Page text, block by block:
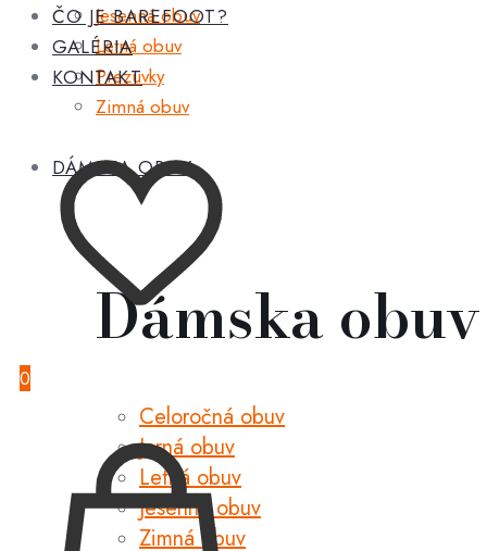
Jesenná obuv
Letná obuv
Prezuvky
Zimná obuv
DÁMSKA OBUV
Dámska obuv
Celoročná obuv
Jarná obuv
Letná obuv
Jesenná obuv
Zimná obuv
ČO JE BAREFOOT?
GALÉRIA
KONTAKT
0